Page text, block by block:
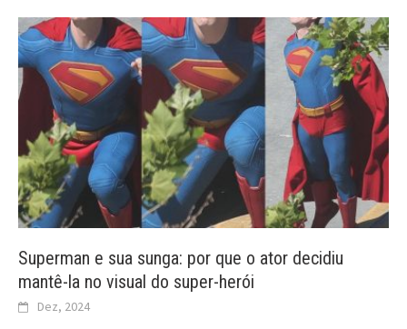
Superman e sua sunga: por que o ator decidiu
mantê-la no visual do super-herói
Dez, 2024